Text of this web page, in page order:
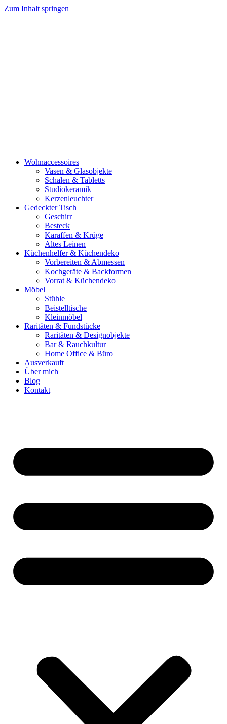
Zum Inhalt springen
Wohnaccessoires
Vasen & Glasobjekte
Schalen & Tabletts
Studiokeramik
Kerzenleuchter
Gedeckter Tisch
Geschirr
Besteck
Karaffen & Krüge
Altes Leinen
Küchenhelfer & Küchendeko
Vorbereiten & Abmessen
Kochgeräte & Backformen
Vorrat & Küchendeko
Möbel
Stühle
Beistelltische
Kleinmöbel
Raritäten & Fundstücke
Raritäten & Designobjekte
Bar & Rauchkultur
Home Office & Büro
Ausverkauft
Über mich
Blog
Kontakt